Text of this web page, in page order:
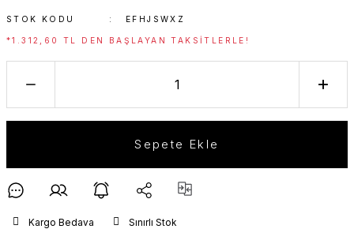
STOK KODU EFHJSWXZ
*1.312,60 TL DEN BAŞLAYAN TAKSITLERLE!
Sepete Ekle
Kargo Bedava Sınırlı Stok